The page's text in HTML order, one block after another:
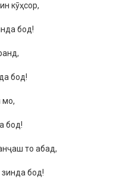
кӯҳсор,
бод!
бод!
мо,
бод!
то абад,
бод!